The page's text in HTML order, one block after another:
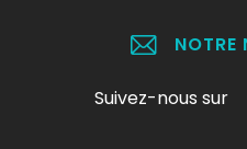
NOTRE
Suivez-nous sur